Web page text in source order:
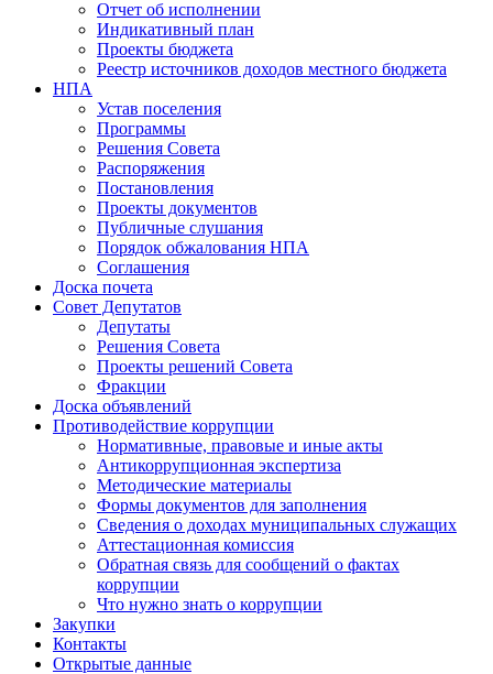
Отчет об исполнении
Индикативный план
Проекты бюджета
Реестр источников доходов местного бюджета
НПА
Устав поселения
Программы
Решения Совета
Распоряжения
Постановления
Проекты документов
Публичные слушания
Порядок обжалования НПА
Соглашения
Доска почета
Совет Депутатов
Депутаты
Решения Совета
Проекты решений Совета
Фракции
Доска объявлений
Противодействие коррупции
Нормативные, правовые и иные акты
Антикоррупционная экспертиза
Методические материалы
Формы документов для заполнения
Сведения о доходах муниципальных служащих
Аттестационная комиссия
Обратная связь для сообщений о фактах
коррупции
Что нужно знать о коррупции
Закупки
Контакты
Открытые данные